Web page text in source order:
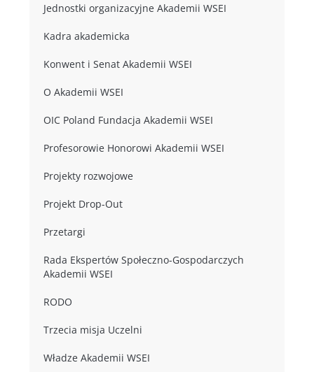
Jednostki organizacyjne Akademii WSEI
Kadra akademicka
Konwent i Senat Akademii WSEI
O Akademii WSEI
OIC Poland Fundacja Akademii WSEI
Profesorowie Honorowi Akademii WSEI
Projekty rozwojowe
Projekt Drop-Out
Przetargi
Rada Ekspertów Społeczno-Gospodarczych
Akademii WSEI
RODO
Trzecia misja Uczelni
Władze Akademii WSEI